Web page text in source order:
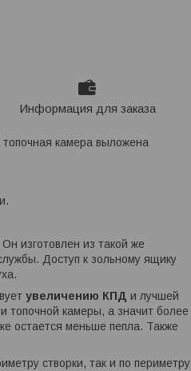
Информация для заказа
топочная камера выложена
изготовлен из такой же
Доступ к зольному ящику
увеличению КПД и лучшей
топочной камеры, а значит более
остается меньше пепла. Также
створки, так и по периметру